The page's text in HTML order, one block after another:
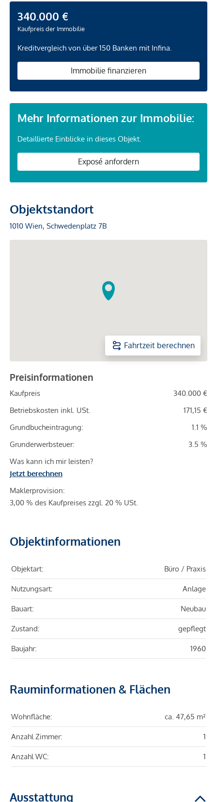
340.000 €
Kaufpreis der Immobilie
Kreditvergleich von über 150 Banken mit Infina.
Immobilie finanzieren
Mehr Informationen zur Immobilie:
Detaillierte Einblicke in dieses Objekt.
Exposé anfordern
Objektstandort
1010 Wien, Schwedenplatz 7B
Fahrtzeit berechnen
Preisinformationen
Kaufpreis
340.000 €
Betriebskosten inkl. USt.
171,15 €
Grundbucheintragung:
1.1 %
Grunderwerbsteuer:
3.5 %
Was kann ich mir leisten?
Jetzt berechnen
Maklerprovision:
3,00 % des Kaufpreises zzgl. 20 % USt.
Objektinformationen
Objektart: Büro / Praxis
Nutzungsart: Anlage
Bauart: Neubau
Zustand: gepflegt
Baujahr: 1960
Rauminformationen & Flächen
Wohnfläche: ca. 47,65 m²
Anzahl Zimmer: 1
Anzahl WC: 1
Ausstattung